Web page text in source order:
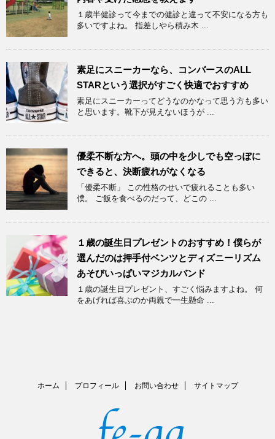
１歳半健診って今までの健診と違って不安になる方も
多いですよね。 指差しやら積み木 ...
素足にスニーカーなら、コンバースのALL
STARという選択がすごく快適でおすすめ
素足にスニーカーってどうなのかなって思う方も多い
と思います。靴下が見えないほうが ...
優柔不断な方へ。頭の中を少しでも空っぽに
できると、決断疲れがなくなる
「優柔不断」 この性格のせいで疲れることも多い
僕。 ご飯を食べるのだって、どこの ...
１歳の誕生日プレゼントのおすすめ！僕らが
選んだのは押手付ベンツとディズニーリズム
あそびいっぱいマジカルバンド
１歳の誕生日プレゼント、すごく悩みますよね。 何
をあげれば喜ぶのか両親で一生懸命 ...
ホーム プロフィール お問い合わせ サイトマップ